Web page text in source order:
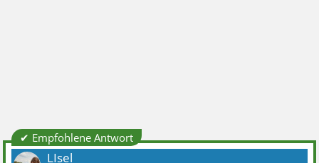
✔ Empfohlene Antwort
LIsel